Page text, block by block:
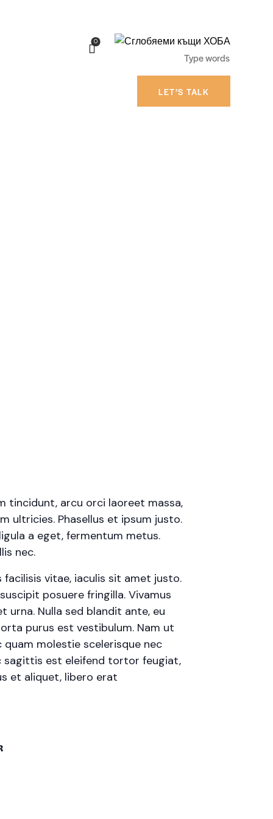
0
LET’S TALK
tincidunt, arcu orci laoreet massa,
ultricies. Phasellus et ipsum justo.
a eget, fermentum metus.
nec.
vitae, iaculis sit amet justo.
posuere fringilla. Vivamus
Nulla sed blandit ante, eu
purus est vestibulum. Nam ut
molestie scelerisque nec
sagittis est eleifend tortor feugiat,
et aliquet, libero erat